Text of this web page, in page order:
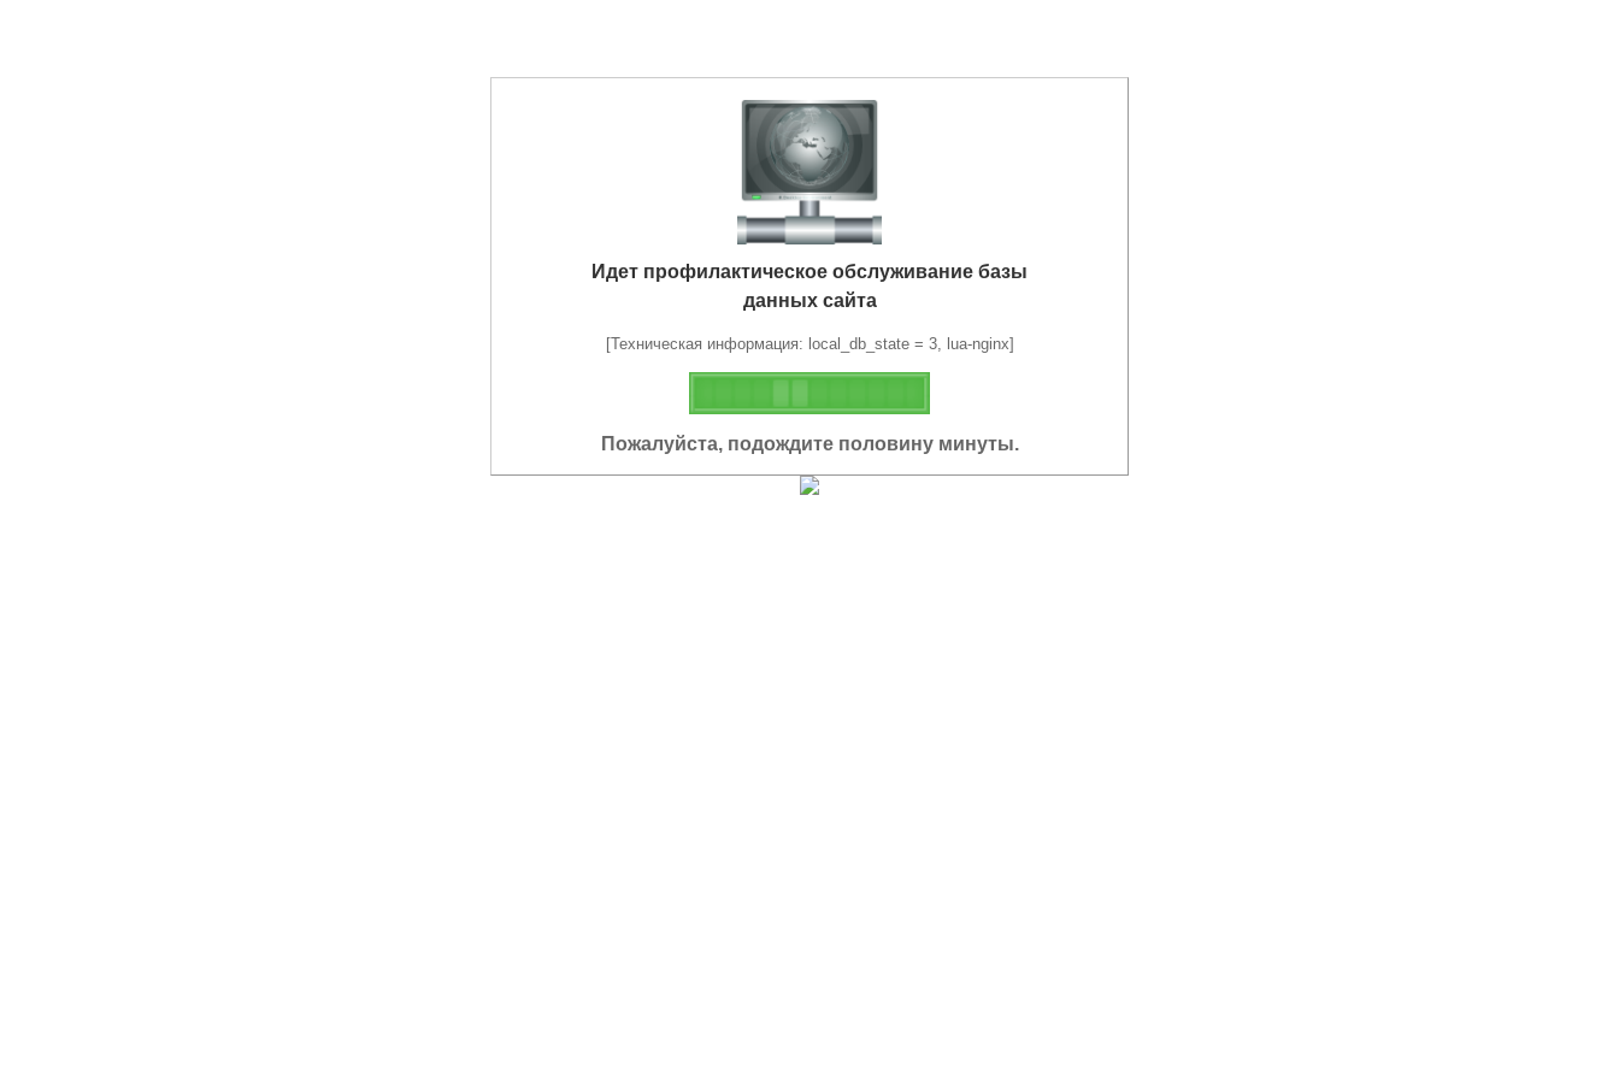
Идет профилактическое обслуживание базы
данных сайта
[Техническая информация: local_db_state = 3, lua-nginx]
Пожалуйста, подождите половину минуты.